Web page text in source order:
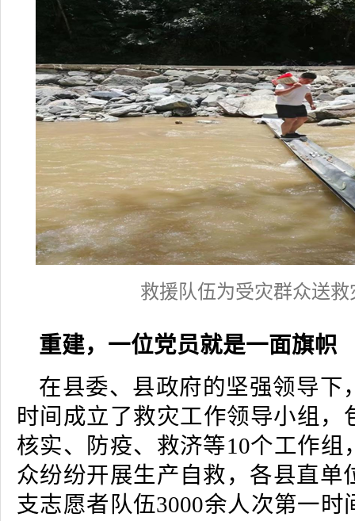
救援队伍为受灾群众送救
重建，一位党员就是一面旗帜
在县委、县政府的坚强领导下
时间成立了救灾工作领导小组，
核实、防疫、救济等10个工作组
众纷纷开展生产自救，各县直单
支志愿者队伍3000余人次第一时